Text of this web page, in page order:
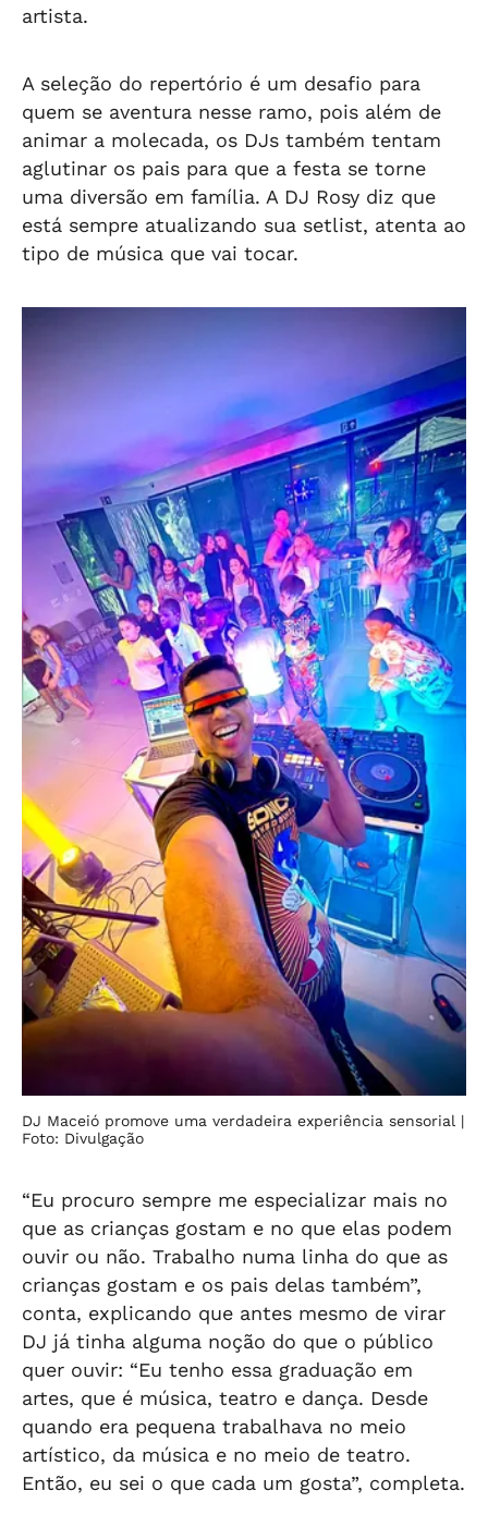
artista.
A seleção do repertório é um desafio para
quem se aventura nesse ramo, pois além de
animar a molecada, os DJs também tentam
aglutinar os pais para que a festa se torne
uma diversão em família. A DJ Rosy diz que
está sempre atualizando sua setlist, atenta ao
tipo de música que vai tocar.
DJ Maceió promove uma verdadeira experiência sensorial |
Foto: Divulgação
“Eu procuro sempre me especializar mais no
que as crianças gostam e no que elas podem
ouvir ou não. Trabalho numa linha do que as
crianças gostam e os pais delas também”,
conta, explicando que antes mesmo de virar
DJ já tinha alguma noção do que o público
quer ouvir: “Eu tenho essa graduação em
artes, que é música, teatro e dança. Desde
quando era pequena trabalhava no meio
artístico, da música e no meio de teatro.
Então, eu sei o que cada um gosta”, completa.